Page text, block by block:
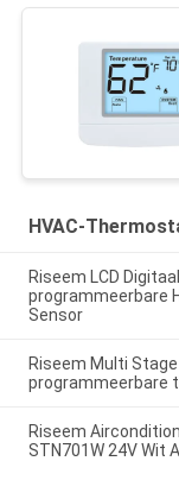
HVAC-
Riseem LCD
programmeerbare
Sensor
Riseem Multi
programmeerbare
Riseem
STN701W 24V Wit